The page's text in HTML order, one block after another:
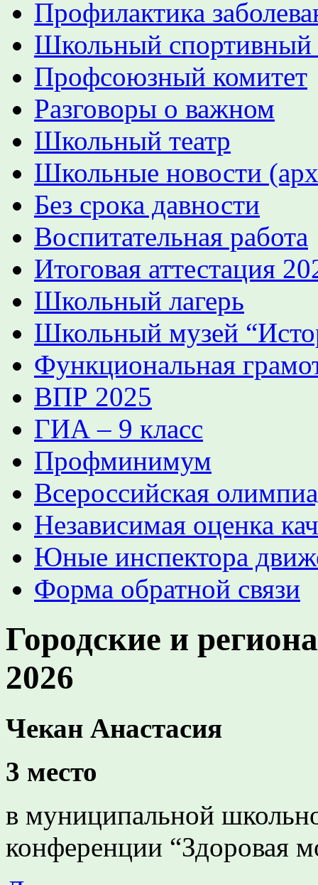
Профилактика
Школьный
Профсоюзный комитет
Разговоры о важном
Школьный театр
Школьные новости
Без срока давности
Воспитательная работа
Итоговая аттестация
Школьный лагерь
Школьный музей
Функциональная
ВПР 2025
ГИА – 9 класс
Профминимум
Всероссийская
Независимая оценка
Юные инспектора
Форма обратной связи
Городские и
2026
Чекан Анастасия
3 место
в муниципальной
конференции “Здоровая